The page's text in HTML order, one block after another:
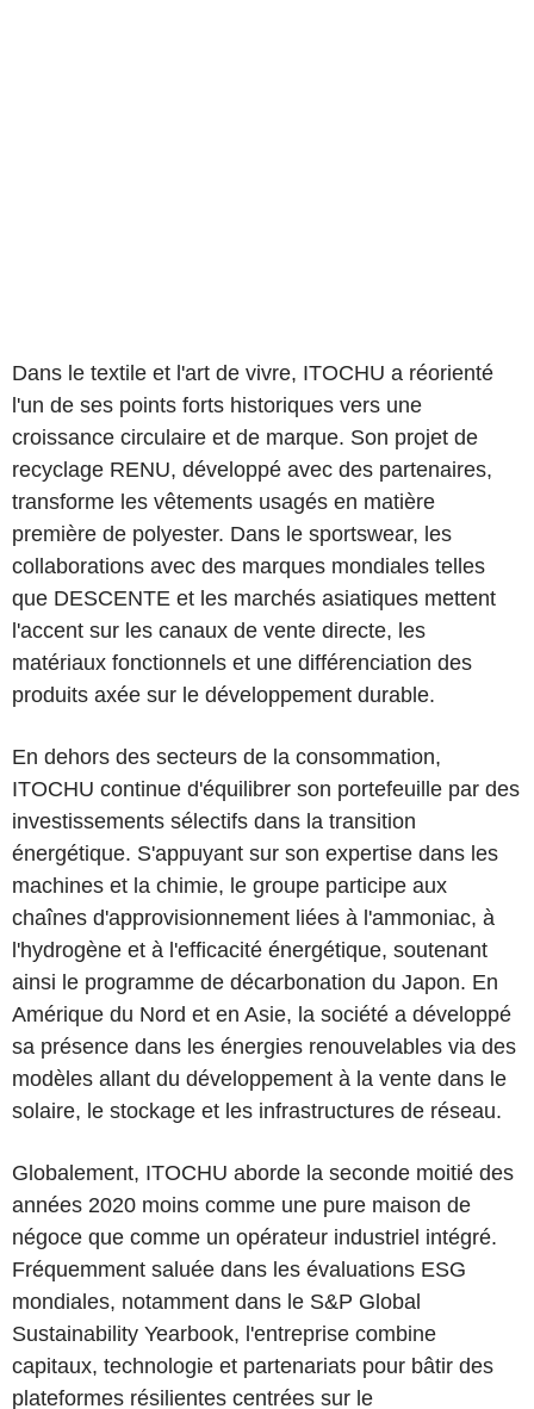
Dans le textile et l'art de vivre, ITOCHU a réorienté
l'un de ses points forts historiques vers une
croissance circulaire et de marque. Son projet de
recyclage RENU, développé avec des partenaires,
transforme les vêtements usagés en matière
première de polyester. Dans le sportswear, les
collaborations avec des marques mondiales telles
que DESCENTE et les marchés asiatiques mettent
l'accent sur les canaux de vente directe, les
matériaux fonctionnels et une différenciation des
produits axée sur le développement durable.
En dehors des secteurs de la consommation,
ITOCHU continue d'équilibrer son portefeuille par des
investissements sélectifs dans la transition
énergétique. S'appuyant sur son expertise dans les
machines et la chimie, le groupe participe aux
chaînes d'approvisionnement liées à l'ammoniac, à
l'hydrogène et à l'efficacité énergétique, soutenant
ainsi le programme de décarbonation du Japon. En
Amérique du Nord et en Asie, la société a développé
sa présence dans les énergies renouvelables via des
modèles allant du développement à la vente dans le
solaire, le stockage et les infrastructures de réseau.
Globalement, ITOCHU aborde la seconde moitié des
années 2020 moins comme une pure maison de
négoce que comme un opérateur industriel intégré.
Fréquemment saluée dans les évaluations ESG
mondiales, notamment dans le S&P Global
Sustainability Yearbook, l'entreprise combine
capitaux, technologie et partenariats pour bâtir des
plateformes résilientes centrées sur le